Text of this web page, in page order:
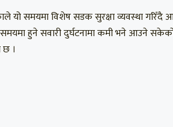
यो समयमा विशेष सडक सुरक्षा व्यवस्था
हुने सवारी दुर्घटनामा कमी भने आउने
।